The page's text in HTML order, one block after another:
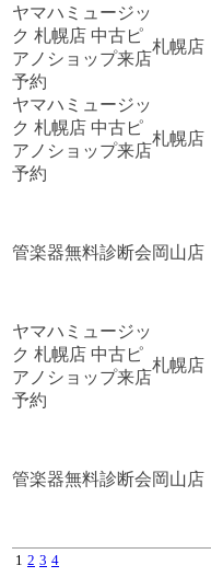
ヤマハミュージッ
ク 札幌店 中古ピ
アノショップ来店
予約
札幌店
ヤマハミュージッ
ク 札幌店 中古ピ
アノショップ来店
予約
札幌店
管楽器無料診断会岡山店
ヤマハミュージッ
ク 札幌店 中古ピ
アノショップ来店
予約
札幌店
管楽器無料診断会岡山店
1 2 3 4